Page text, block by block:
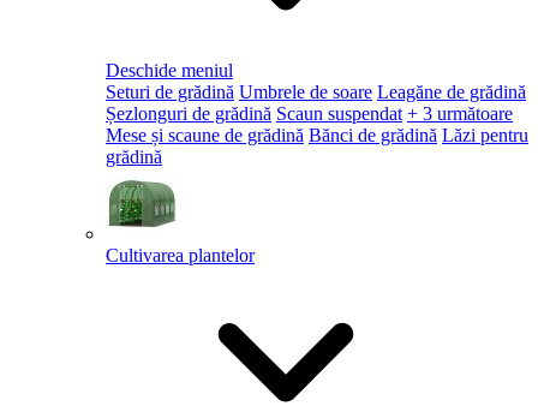
Deschide meniul
Seturi de grădină Umbrele de soare Leagăne de grădină
Șezlonguri de grădină Scaun suspendat + 3 următoare
Mese și scaune de grădină Bănci de grădină Lăzi pentru
grădină
Cultivarea plantelor